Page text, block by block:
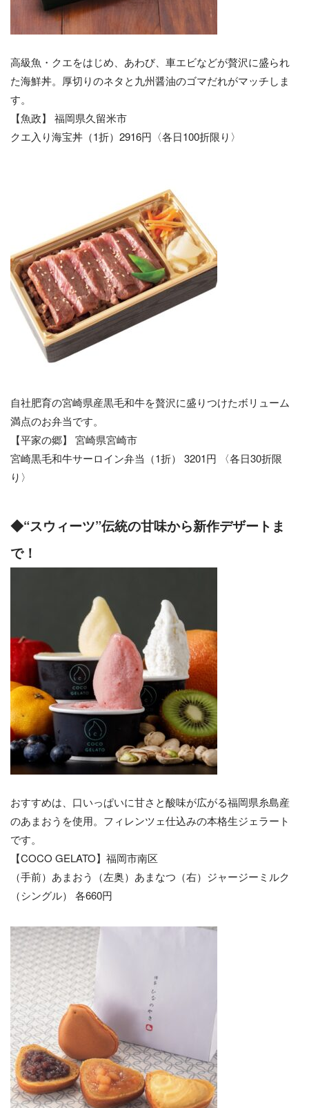
高級魚・クエをはじめ、あわび、車エビなどが贅沢に盛られ
た海鮮丼。厚切りのネタと九州醤油のゴマだれがマッチしま
す。
【魚政】 福岡県久留米市
クエ入り海宝丼（1折）2916円〈各日100折限り〉
自社肥育の宮崎県産黒毛和牛を贅沢に盛りつけたボリューム
満点のお弁当です。
【平家の郷】 宮崎県宮崎市
宮崎黒毛和牛サーロイン弁当（1折） 3201円 〈各日30折限
り〉
◆“スウィーツ”伝統の甘味から新作デザートま
で！
おすすめは、口いっぱいに甘さと酸味が広がる福岡県糸島産
のあまおうを使用。フィレンツェ仕込みの本格生ジェラート
です。
【COCO GELATO】福岡市南区
（手前）あまおう（左奥）あまなつ（右）ジャージーミルク
（シングル） 各660円